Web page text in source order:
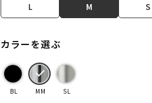
L M S
カラーを選ぶ
BL MM SL